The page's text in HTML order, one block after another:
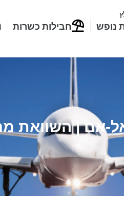
נופש חבילות כשרות
אם | השוואת